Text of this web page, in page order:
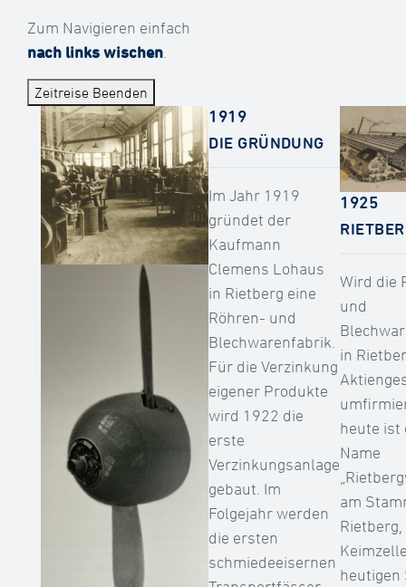
Zum Navigieren einfach
nach links wischen
Zeitreise Beenden
1919
DIE GRÜNDUNG
Im Jahr 1919
gründet der
Kaufmann
Clemens Lohaus
in Rietberg eine
Röhren- und
Blechwarenfabrik.
Für die Verzinkung
eigener Produkte
wird 1922 die
erste
Verzinkungsanlage
gebaut. Im
Folgejahr werden
die ersten
schmiedeeisernen
1925
Wird die
und
in
heute ist
Name
am
heutigen